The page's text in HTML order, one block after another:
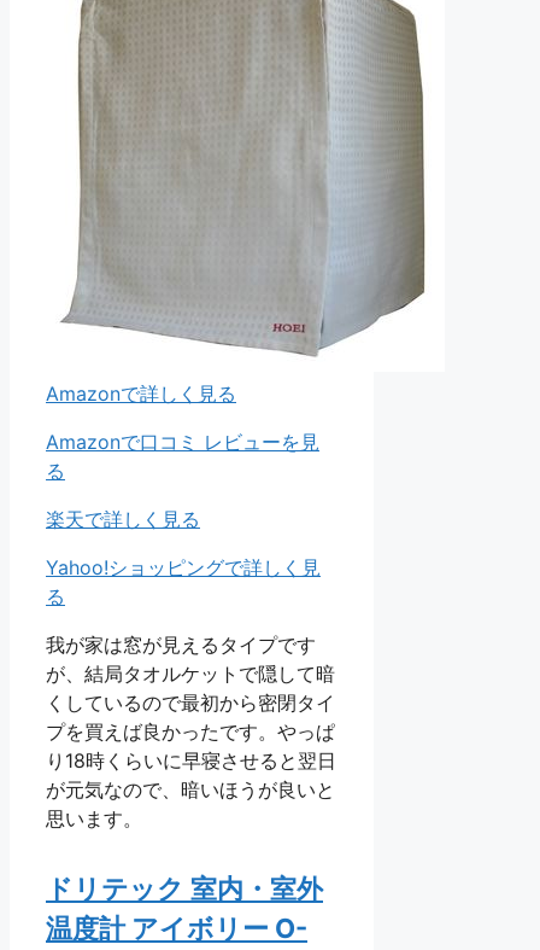
Amazonで詳しく見る
Amazonで口コミ レビューを見
る
楽天で詳しく見る
Yahoo!ショッピングで詳しく見
る
我が家は窓が見えるタイプです
が、結局タオルケットで隠して暗
くしているので最初から密閉タイ
プを買えば良かったです。やっぱ
り18時くらいに早寝させると翌日
が元気なので、暗いほうが良いと
思います。
ドリテック 室内・室外
温度計 アイボリー O-